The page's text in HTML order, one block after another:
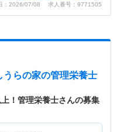
：2026/07/08 求人番号：9771505
うらの家の管理栄養士
！管理栄養士さんの募集